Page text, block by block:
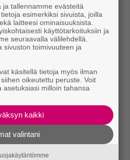
ja tallennamme evästeitä
esimerkiksi sivuista, joilla
laitteesi ominaisuuksista.
käyttötarkoituksiin ja
seuraavalla välilehdellä.
sivuston toimivuuteen ja
käsitellä tietoja myös ilman
oikeutettu peruste. Voit
milloin tahansa
kaikki
valintani